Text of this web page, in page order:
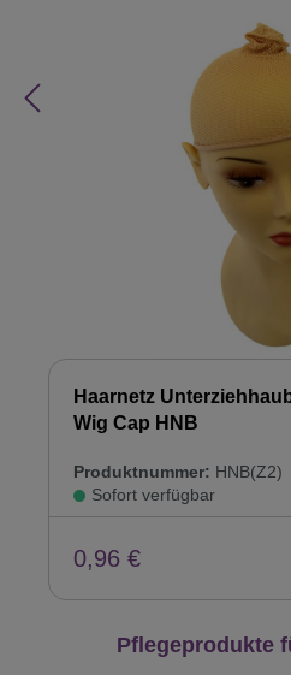
Haarnetz
Wig Cap HNB
Produktnummer: HNB(Z2)
Sofort verfügbar
0,96 €
Produktgalerie überspringen
Pflegeprodukte